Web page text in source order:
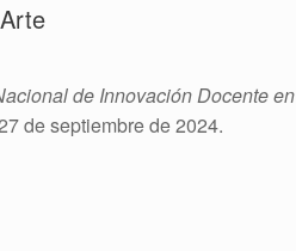
de Innovación Docente en
de septiembre de 2024.